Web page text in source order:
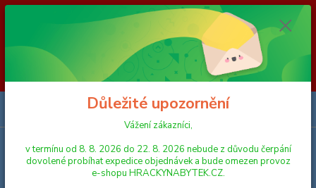
Vážení zákazníci, v termínu od 8. 8. 2026 do 23. 8. 2026 nebude z
důvodu čerpání dovolené probíhat expedice objednávek a bude omezen
provoz e-shopu HRACKYNABYTEK.CZ. Objednávky přijaté, nebo
uhrazené do čtvrtka 6. 8. 2026 budou expedovány v pátek 7. 8. 2026.
Objednávky přijaté, nebo uhrazené od pátku 7. 8. 2026 do neděle 23. 8.
2026 budou postupně expedovány od pondělí 24. 8. 2026. Děkujeme za
pochopení HRACKYNABYTEK.CZ
Menu
Důležité upozornění
Vážení zákazníci,
v termínu od 8. 8. 2026 do 22. 8. 2026 nebude z důvodu čerpání
dovolené probíhat expedice objednávek a bude omezen provoz
e-shopu HRACKYNABYTEK.CZ.